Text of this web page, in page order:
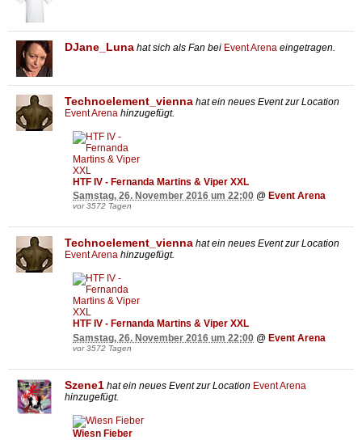
DJane_Luna hat sich als Fan bei Event Arena eingetragen.
Technoelement_vienna hat ein neues Event zur Location
Event Arena hinzugefügt.
HTF IV - Fernanda Martins & Viper XXL
Samstag, 26. November 2016 um 22:00 @ Event Arena
vor 3572 Tagen
Technoelement_vienna hat ein neues Event zur Location
Event Arena hinzugefügt.
HTF IV - Fernanda Martins & Viper XXL
Samstag, 26. November 2016 um 22:00 @ Event Arena
vor 3572 Tagen
Szene1 hat ein neues Event zur Location Event Arena
hinzugefügt.
Wiesn Fieber